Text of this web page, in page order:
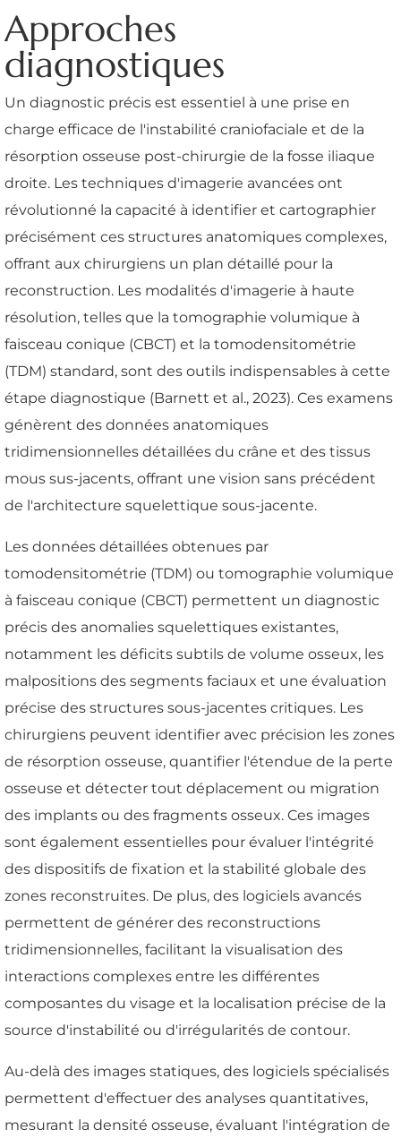
Approches
diagnostiques
Un diagnostic précis est essentiel à une prise en
charge efficace de l'instabilité craniofaciale et de la
résorption osseuse post-chirurgie de la fosse iliaque
droite. Les techniques d'imagerie avancées ont
révolutionné la capacité à identifier et cartographier
précisément ces structures anatomiques complexes,
offrant aux chirurgiens un plan détaillé pour la
reconstruction. Les modalités d'imagerie à haute
résolution, telles que la tomographie volumique à
faisceau conique (CBCT) et la tomodensitométrie
(TDM) standard, sont des outils indispensables à cette
étape diagnostique (Barnett et al., 2023). Ces examens
génèrent des données anatomiques
tridimensionnelles détaillées du crâne et des tissus
mous sus-jacents, offrant une vision sans précédent
de l'architecture squelettique sous-jacente.
Les données détaillées obtenues par
tomodensitométrie (TDM) ou tomographie volumique
à faisceau conique (CBCT) permettent un diagnostic
précis des anomalies squelettiques existantes,
notamment les déficits subtils de volume osseux, les
malpositions des segments faciaux et une évaluation
précise des structures sous-jacentes critiques. Les
chirurgiens peuvent identifier avec précision les zones
de résorption osseuse, quantifier l'étendue de la perte
osseuse et détecter tout déplacement ou migration
des implants ou des fragments osseux. Ces images
sont également essentielles pour évaluer l'intégrité
des dispositifs de fixation et la stabilité globale des
zones reconstruites. De plus, des logiciels avancés
permettent de générer des reconstructions
tridimensionnelles, facilitant la visualisation des
interactions complexes entre les différentes
composantes du visage et la localisation précise de la
source d'instabilité ou d'irrégularités de contour.
Au-delà des images statiques, des logiciels spécialisés
permettent d'effectuer des analyses quantitatives,
mesurant la densité osseuse, évaluant l'intégration de